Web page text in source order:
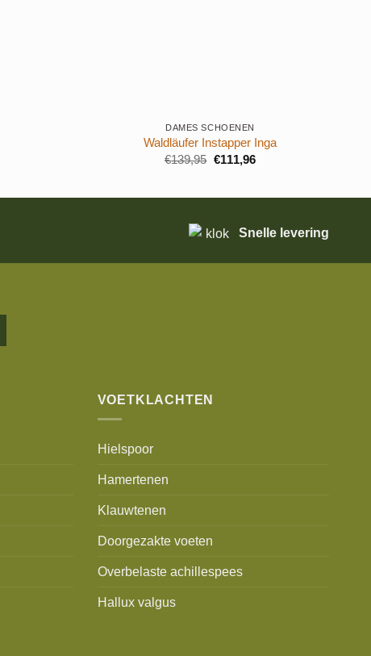
DAMES SCHOENEN
Waldläufer Instapper Inga
€139,95 Oorspronkelijke
€111,96Huidige
Snelle levering
VOETKLACHTEN
Hielspoor
Hamertenen
Klauwtenen
Doorgezakte voeten
Overbelaste achillespees
Hallux valgus